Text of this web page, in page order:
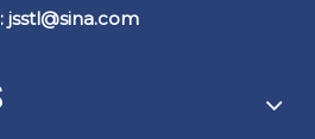
jsstl@sina.com